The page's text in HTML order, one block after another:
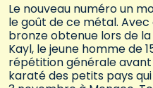
Le nouveau numéro un
le goût de ce métal.
bronze obtenue lors de
Kayl, le jeune homme de
répétition générale
karaté des petits pays